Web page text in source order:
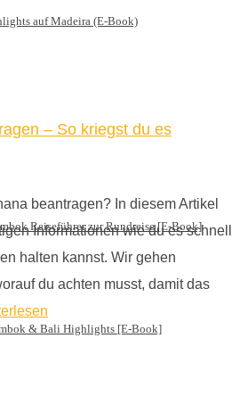
auf Madeira (E-Book)
Reiseführer zur Rundreise [E-Book]
& Bali Highlights [E-Book]
– So kriegst du es
beantragen? In diesem Artikel
Informationen wie du es schnell
halten kannst. Wir gehen
du achten musst, damit das